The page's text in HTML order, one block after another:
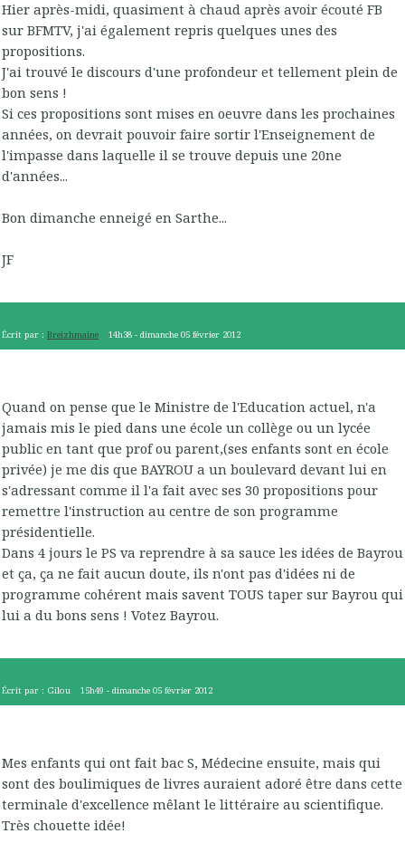
Hier après-midi, quasiment à chaud après avoir écouté FB
sur BFMTV, j'ai également repris quelques unes des
propositions.
J'ai trouvé le discours d'une profondeur et tellement plein de
bon sens !
Si ces propositions sont mises en oeuvre dans les prochaines
années, on devrait pouvoir faire sortir l'Enseignement de
l'impasse dans laquelle il se trouve depuis une 20ne
d'années...
Bon dimanche enneigé en Sarthe...
JF
Écrit par : Breizhmaine 14h38 -dimanche 05 février 2012
Quand on pense que le Ministre de l'Education actuel, n'a
jamais mis le pied dans une école un collège ou un lycée
public en tant que prof ou parent,(ses enfants sont en école
privée) je me dis que BAYROU a un boulevard devant lui en
s'adressant comme il l'a fait avec ses 30 propositions pour
remettre l'instruction au centre de son programme
présidentielle.
Dans 4 jours le PS va reprendre à sa sauce les idées de Bayrou
et ça, ça ne fait aucun doute, ils n'ont pas d'idées ni de
programme cohérent mais savent TOUS taper sur Bayrou qui
lui a du bons sens ! Votez Bayrou.
Écrit par : Gilou 15h49 -dimanche 05 février 2012
Mes enfants qui ont fait bac S, Médecine ensuite, mais qui
sont des boulimiques de livres auraient adoré être dans cette
terminale d'excellence mêlant le littéraire au scientifique.
Très chouette idée!